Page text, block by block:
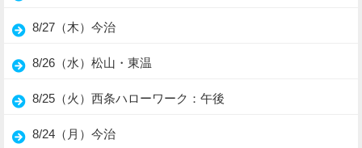
8/27（木）今治
8/26（水）松山・東温
8/25（火）西条ハローワーク：午後
8/24（月）今治